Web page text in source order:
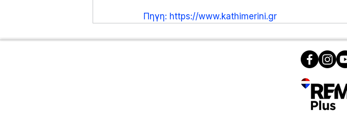
Πηγη: https://www.kathimerini.gr